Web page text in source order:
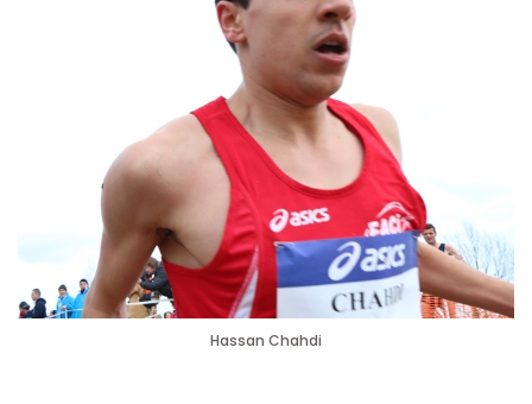
Hassan Chahdi